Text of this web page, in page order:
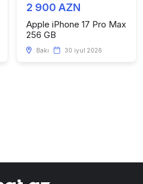
2 900 AZN
Apple iPhone 17 Pro Max
256 GB
Bakı 30 iyul 2026